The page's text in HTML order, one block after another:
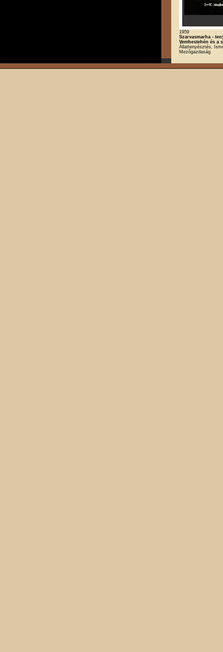
1959
Szarvasmarha -
Vemhestehén és a
Állattenyésztés,
Mezőgazdaság